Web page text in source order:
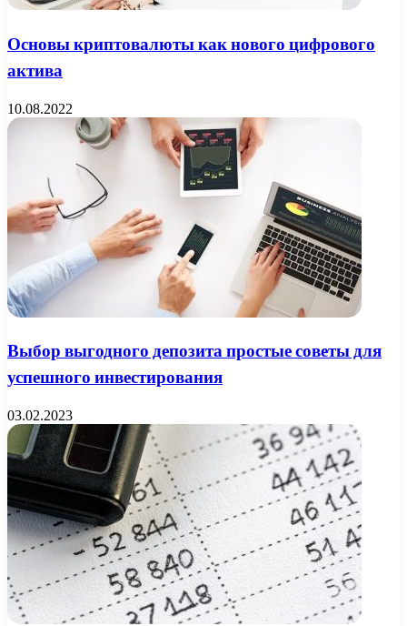
Основы криптовалюты как нового цифрового
актива
10.08.2022
Выбор выгодного депозита простые советы для
успешного инвестирования
03.02.2023